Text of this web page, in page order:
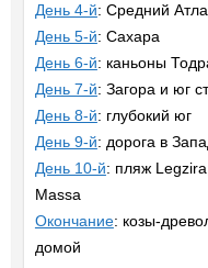
День 4-й: Средний
День 5-й: Сахара
День 6-й: каньоны
День 7-й: Загора и юг
День 8-й: глубокий юг
День 9-й: дорога в
День 10-й: пляж
Massa
Окончание: козы-
домой